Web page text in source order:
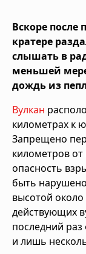
Вскоре
кратере
слышать в
меньшей
дождь из
Вулкан
километрах к
Запрещено
километров от
опасность
быть
высотой
действующих
последний раз
и лишь